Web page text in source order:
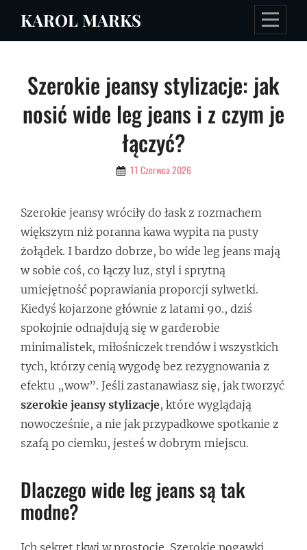
KAROL MARKS
Szerokie jeansy stylizacje: jak
nosić wide leg jeans i z czym je
łączyć?
By 11 Czerwca 2026
Szerokie jeansy wróciły do łask z rozmachem
większym niż poranna kawa wypita na pusty
żołądek. I bardzo dobrze, bo wide leg jeans mają
w sobie coś, co łączy luz, styl i sprytną
umiejętność poprawiania proporcji sylwetki.
Kiedyś kojarzone głównie z latami 90., dziś
spokojnie odnajdują się w garderobie
minimalistek, miłośniczek trendów i wszystkich
tych, którzy cenią wygodę bez rezygnowania z
efektu „wow”. Jeśli zastanawiasz się, jak tworzyć
szerokie jeansy stylizacje, które wyglądają
nowocześnie, a nie jak przypadkowe spotkanie z
szafą po ciemku, jesteś w dobrym miejscu.
Dlaczego wide leg jeans są tak
modne?
Ich sekret tkwi w prostocie. Szerokie nogawki
Nawigacja
wpisu